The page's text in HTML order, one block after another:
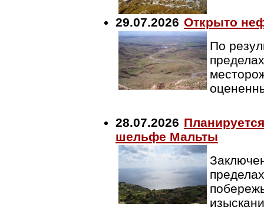
29.07.2026 Открыто
По
28.07.2026
шельфе Мальты